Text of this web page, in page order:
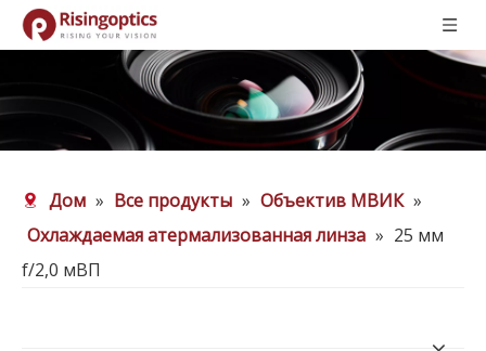
Дом » Все продукты » Объектив МВИК »
Охлаждаемая атермализованная линза » 25 мм
f/2,0 мВП